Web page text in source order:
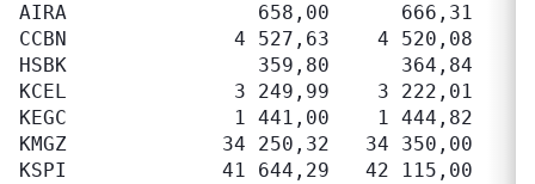
AIRA                658,00      666,31
CCBN              4 527,63    4 520,08
HSBK                359,80      364,84
KCEL              3 249,99    3 222,01
KEGC              1 441,00    1 444,82
KMGZ             34 250,32   34 350,00
KSPI             41 644,29   42 115,00